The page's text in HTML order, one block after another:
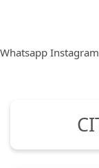
Whatsapp Instagram